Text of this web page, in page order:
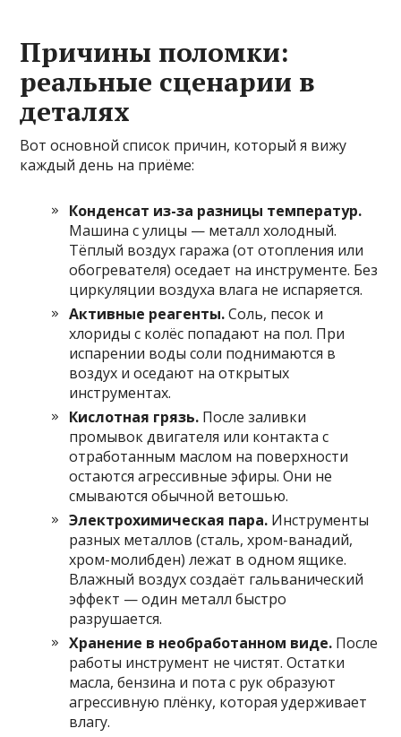
Причины поломки:
реальные сценарии в
деталях
Вот основной список причин, который я вижу
каждый день на приёме:
Конденсат из-за разницы температур.
Машина с улицы — металл холодный.
Тёплый воздух гаража (от отопления или
обогревателя) оседает на инструменте. Без
циркуляции воздуха влага не испаряется.
Активные реагенты.Соль, песок и
хлориды с колёс попадают на пол. При
испарении воды соли поднимаются в
воздух и оседают на открытых
инструментах.
Кислотная грязь. После заливки
промывок двигателя или контакта с
отработанным маслом на поверхности
остаются агрессивные эфиры. Они не
смываются обычной ветошью.
Электрохимическая пара. Инструменты
разных металлов (сталь, хром-ванадий,
хром-молибден) лежат в одном ящике.
Влажный воздух создаёт гальванический
эффект — один металл быстро
разрушается.
Хранение в необработанном виде. После
работы инструмент не чистят. Остатки
масла, бензина и пота с рук образуют
агрессивную плёнку, которая удерживает
влагу.